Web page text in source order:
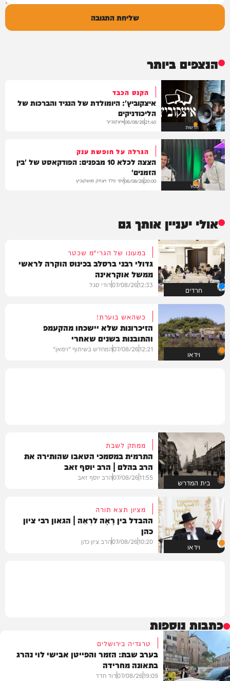
שליחת התגובה
הנצפים ביותר
חדשות
הקנס הכבד
איצקוביץ': היומולדת של הנגיד והברכות של
הליכודניקים
21:40
06/08/26איצקוביץ'
VOD
הגרלה על חופשת ענק
הצצה לכלא 10 מבפנים: הפודקאסט של 'בין
הזמנים'
20:00
06/08/26יוסי פלד ויצחק מושקוביץ
אולי יעניין אותך גם
חרדים
במעונו של הגרי"מ שכטר
גדולי רבני ברסלב בכינוס הוקרה לראשי
ממשל אוקראינה
12:33
07/08/26דודי סגל
וידאו
כשהאש בוערת!
הזיכרונות שלא יישכחו מהקעמפ
והתובנות בשנים שאחרי
12:21
07/08/26המחדש בשיתוף "וימאן"
בית המדרש
ממתק לשבת
התרמית במסמכי הטאבו שהותירה את
הרב בהלם | הרב יוסף זאב
11:55
07/08/26הרב יוסף זאב
וידאו
מציון תצא תורה
ההבדל בין רָאָה לרְאֵה | הגאון רבי ציון
כהן
10:20
07/08/26הרב ציון כהן
כתבות נוספות
טרגדיה בירושלים
בערב שבת: הזמר והפייטן אבישי לוי נהרג
בתאונה מחרידה
19:09
07/08/26דוד חדד